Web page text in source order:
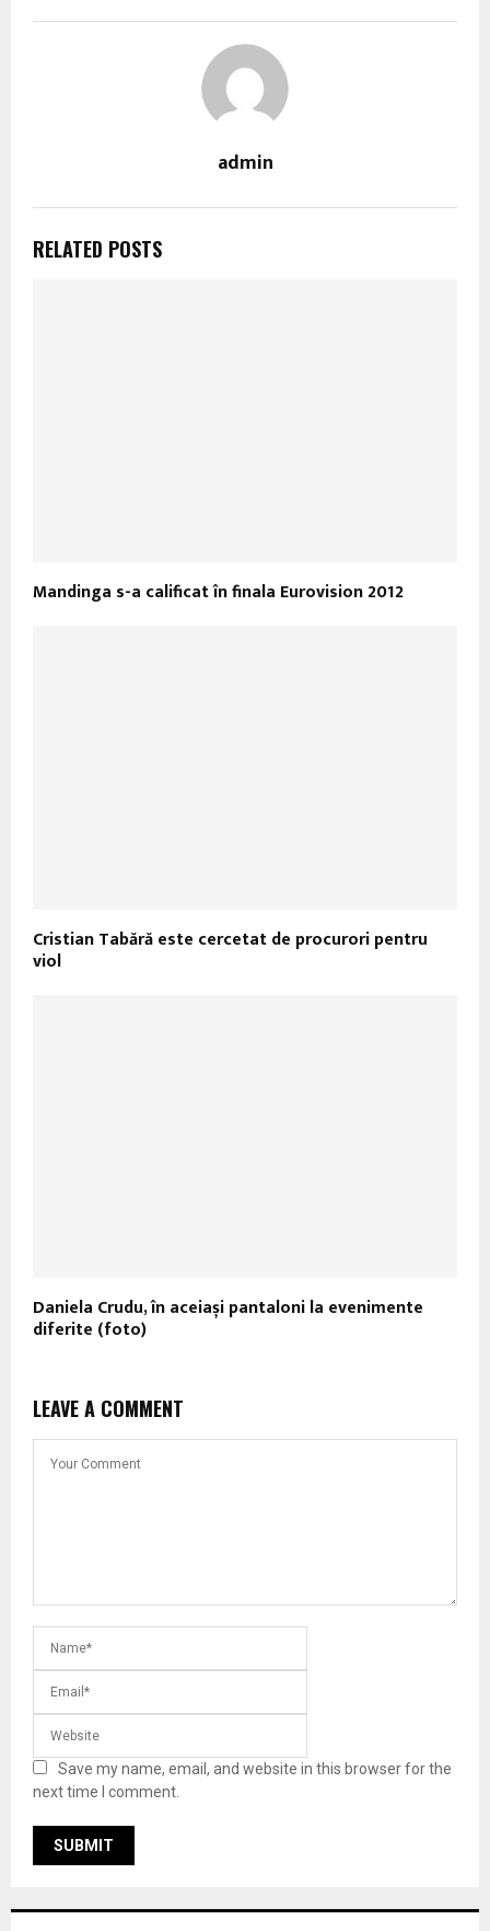
admin
RELATED POSTS
Mandinga s-a calificat în finala Eurovision 2012
Cristian Tabără este cercetat de procurori pentru
viol
Daniela Crudu, în aceiași pantaloni la evenimente
diferite (foto)
LEAVE A COMMENT
Save my name, email, and website in this browser for the
next time I comment.